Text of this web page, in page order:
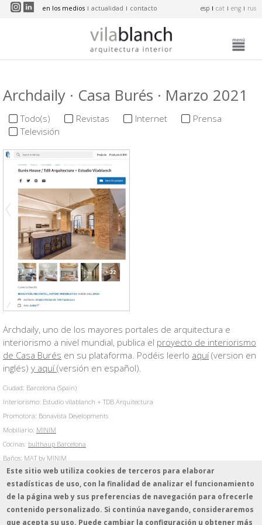
Pasar al contenido principal
en los medios actualidad contacto esp cat eng rus
Archdaily · Casa Burés · Marzo 2021
Todo(s) Revistas Internet
Prensa
Televisión
Archdaily, uno de los mayores portales de arquitectura e
interiorismo a nivel mundial, publica el proyecto de interiorismo
de Casa Burés en su plataforma. Podéis leerlo aquí(version en
inglés) y aquí(versión en español).
Ciudad: Barcelona (Spain)
Interiorismo: Estudio vilablanch + TDB Arquitectura
Promotora: Bonavista Developments
Mobiliario: MINIM
Cocinas: bulthaup Barcelona
Baños: MAT by MINIM
Fotógrafos: Jordi Folch & Jose Hevia
Piezas de arte del apartamento: Marie France Veyrat
Este sitio web utiliza cookies de terceros para elaborar
estadísticas de uso, con la finalidad de analizar el funcionamiento
de la página web y sus preferencias de navegación para ofrecerle
contenido personalizado. Si continúa navegando, consideraremos
que acepta su uso. Puede cambiar la configuración u obtener más